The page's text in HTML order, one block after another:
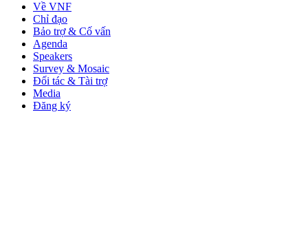
Về VNF
Chỉ đạo
Bảo trợ & Cố vấn
Agenda
Speakers
Survey & Mosaic
Đối tác & Tài trợ
Media
Đăng ký